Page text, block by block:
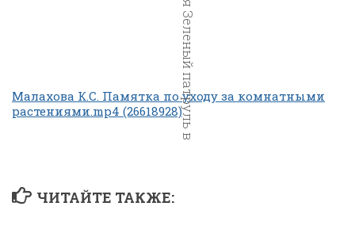
Малахова К.С. Памятка по уходу за комнатными
растениями.mp4 (26618928)
ЧИТАЙТЕ ТАКЖЕ: